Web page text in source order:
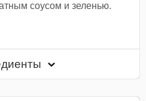
соусом и зеленью.